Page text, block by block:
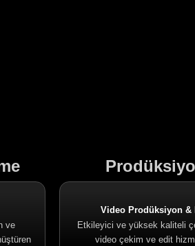
ve
Video Prodüksiyon &
Etkileyici ve yüksek kaliteli
video çekim ve edit